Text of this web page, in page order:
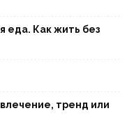
еда. Как жить без
тренд или